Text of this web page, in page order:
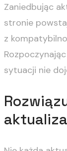
Zaniedbując
stronie
z
sytuacji nie